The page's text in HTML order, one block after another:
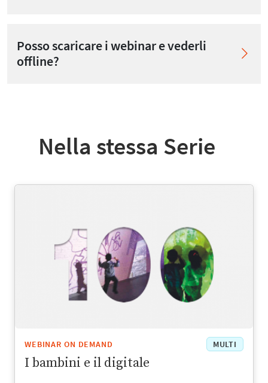
Posso scaricare i webinar e vederli
offline?
Nella stessa Serie
WEBINAR ON DEMAND MULTI
I bambini e il digitale